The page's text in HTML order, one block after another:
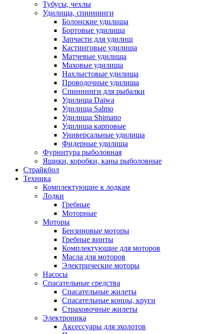
Тубусы, чехлы
Удилища, спиннинги
Болонские удилища
Бортовые удилища
Запчасти для удилищ
Кастинговые удилища
Матчевые удилища
Маховые удилища
Нахлыстовые удилища
Проводочные удилища
Спиннинги для рыбалки
Удилища Daiwa
Удилища Salmo
Удилища Shimano
Удилища карповые
Универсальные удилища
Фидерные удилища
Фурнитура рыболовная
Ящики, коробки, каны рыболовные
Страйкбол
Техника
Комплектующие к лодкам
Лодки
Гребные
Моторные
Моторы
Бензиновые моторы
Гребные винты
Комплектующие для моторов
Масла для моторов
Электрические моторы
Насосы
Спасательные средства
Спасательные жилеты
Спасательные концы, круги
Страховочные жилеты
Электроника
Аксессуары для эхолотов